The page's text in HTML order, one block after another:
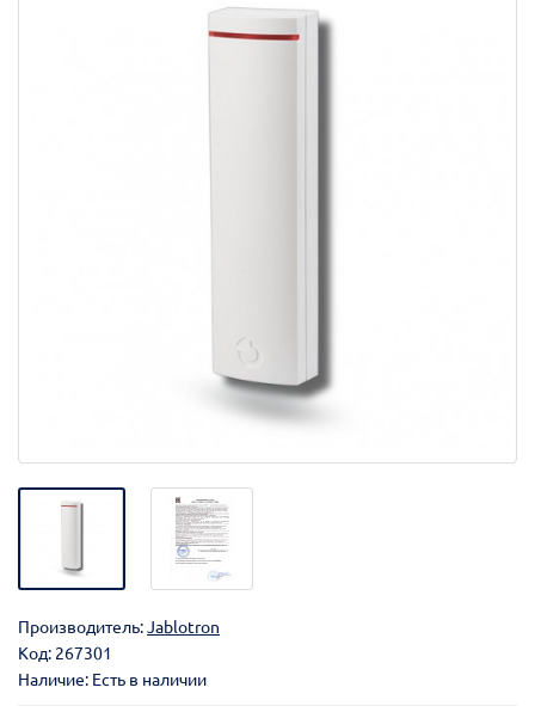
Производитель:Jablotron
Код: 267301
Наличие: Есть в наличии